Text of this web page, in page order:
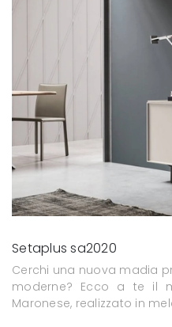
Setaplus sa2020
Cerchi una nuova madia
moderne? Ecco a te il
Maronese, realizzato in